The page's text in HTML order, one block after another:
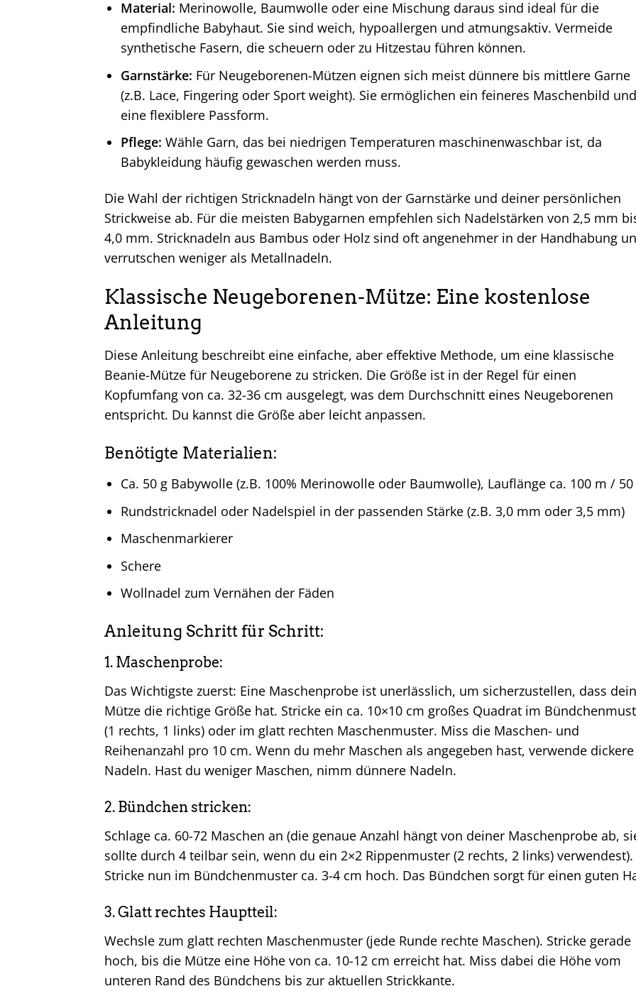
Material: Merinowolle, Baumwolle oder eine Mischung daraus sind ideal für die
empfindliche Babyhaut. Sie sind weich, hypoallergen und atmungsaktiv. Vermeide
synthetische Fasern, die scheuern oder zu Hitzestau führen können.
Garnstärke: Für Neugeborenen-Mützen eignen sich meist dünnere bis mittlere Garne
(z.B. Lace, Fingering oder Sport weight). Sie ermöglichen ein feineres Maschenbild und
eine flexiblere Passform.
Pflege: Wähle Garn, das bei niedrigen Temperaturen maschinenwaschbar ist, da
Babykleidung häufig gewaschen werden muss.
Die Wahl der richtigen Stricknadeln hängt von der Garnstärke und deiner persönlichen
Strickweise ab. Für die meisten Babygarnen empfehlen sich Nadelstärken von 2,5 mm
4,0 mm. Stricknadeln aus Bambus oder Holz sind oft angenehmer in der Handhabung
verrutschen weniger als Metallnadeln.
Klassische Neugeborenen-Mütze: Eine kostenlose
Anleitung
Diese Anleitung beschreibt eine einfache, aber effektive Methode, um eine klassische
Beanie-Mütze für Neugeborene zu stricken. Die Größe ist in der Regel für einen
Kopfumfang von ca. 32-36 cm ausgelegt, was dem Durchschnitt eines Neugeborenen
entspricht. Du kannst die Größe aber leicht anpassen.
Benötigte Materialien:
Ca. 50 g Babywolle (z.B. 100% Merinowolle oder Baumwolle), Lauflänge ca. 100 m / 50
Rundstricknadel oder Nadelspiel in der passenden Stärke (z.B. 3,0 mm oder 3,5 mm)
Maschenmarkierer
Schere
Wollnadel zum Vernähen der Fäden
Anleitung Schritt für Schritt:
1. Maschenprobe:
Das Wichtigste zuerst: Eine Maschenprobe ist unerlässlich, um sicherzustellen, dass
Mütze die richtige Größe hat. Stricke ein ca. 10×10 cm großes Quadrat im
(1 rechts, 1 links) oder im glatt rechten Maschenmuster. Miss die Maschen- und
Reihenanzahl pro 10 cm. Wenn du mehr Maschen als angegeben hast, verwende dickere
Nadeln. Hast du weniger Maschen, nimm dünnere Nadeln.
2. Bündchen stricken:
Schlage ca. 60-72 Maschen an (die genaue Anzahl hängt von deiner Maschenprobe ab,
sollte durch 4 teilbar sein, wenn du ein 2×2 Rippenmuster (2 rechts, 2 links) verwendest).
Stricke nun im Bündchenmuster ca. 3-4 cm hoch. Das Bündchen sorgt für einen guten
3. Glatt rechtes Hauptteil:
Wechsle zum glatt rechten Maschenmuster (jede Runde rechte Maschen). Stricke gerade
hoch, bis die Mütze eine Höhe von ca. 10-12 cm erreicht hat. Miss dabei die Höhe vom
unteren Rand des Bündchens bis zur aktuellen Strickkante.